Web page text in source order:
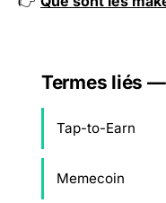
Termes liés
Tap-to-Earn
Memecoin